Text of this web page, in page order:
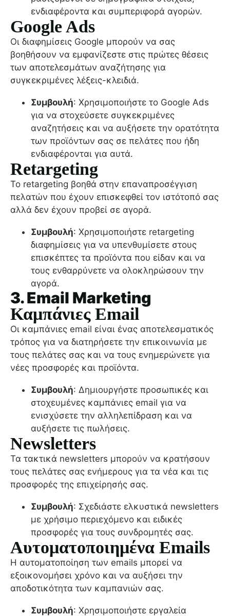
ενδιαφέροντα και συμπεριφορά αγορών.
Google Ads
Οι διαφημίσεις Google μπορούν να σας
βοηθήσουν να εμφανίζεστε στις πρώτες θέσεις
των αποτελεσμάτων αναζήτησης για
συγκεκριμένες λέξεις-κλειδιά.
Συμβουλή: Χρησιμοποιήστε το Google Ads
για να στοχεύσετε συγκεκριμένες
αναζητήσεις και να αυξήσετε την ορατότητα
των προϊόντων σας σε πελάτες που ήδη
ενδιαφέρονται για αυτά.
Retargeting
Το retargeting βοηθά στην επαναπροσέγγιση
πελατών που έχουν επισκεφθεί τον ιστότοπό σας
αλλά δεν έχουν προβεί σε αγορά.
Συμβουλή: Χρησιμοποιήστε retargeting
διαφημίσεις για να υπενθυμίσετε στους
επισκέπτες τα προϊόντα που είδαν και να
τους ενθαρρύνετε να ολοκληρώσουν την
αγορά.
3. Email Marketing
Καμπάνιες Email
Οι καμπάνιες email είναι ένας αποτελεσματικός
τρόπος για να διατηρήσετε την επικοινωνία με
τους πελάτες σας και να τους ενημερώνετε για
νέες προσφορές και προϊόντα.
Συμβουλή: Δημιουργήστε προσωπικές και
στοχευμένες καμπάνιες email για να
ενισχύσετε την αλληλεπίδραση και να
αυξήσετε τις πωλήσεις.
Newsletters
Τα τακτικά newsletters μπορούν να κρατήσουν
τους πελάτες σας ενήμερους για τα νέα και τις
προσφορές της επιχείρησής σας.
Συμβουλή: Σχεδιάστε ελκυστικά newsletters
με χρήσιμο περιεχόμενο και ειδικές
προσφορές για τους συνδρομητές σας.
Αυτοματοποιημένα Emails
Η αυτοματοποίηση των emails μπορεί να
εξοικονομήσει χρόνο και να αυξήσει την
αποδοτικότητα των καμπανιών σας.
Συμβουλή: Χρησιμοποιήστε εργαλεία